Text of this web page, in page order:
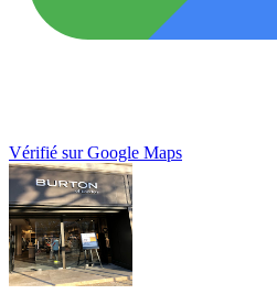
Vérifié sur Google Maps